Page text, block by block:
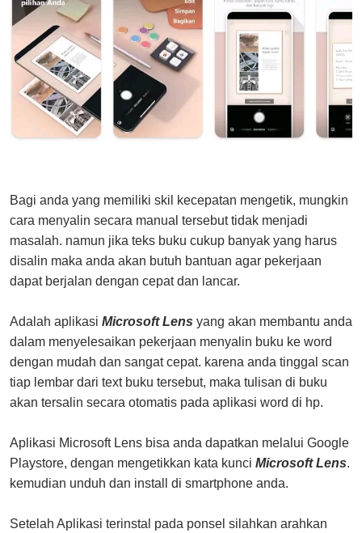
Bagi anda yang memiliki skil kecepatan mengetik, mungkin
cara menyalin secara manual tersebut tidak menjadi
masalah. namun jika teks buku cukup banyak yang harus
disalin maka anda akan butuh bantuan agar pekerjaan
dapat berjalan dengan cepat dan lancar.
Adalah aplikasi Microsoft Lens yang akan membantu anda
dalam menyelesaikan pekerjaan menyalin buku ke word
dengan mudah dan sangat cepat. karena anda tinggal scan
tiap lembar dari text buku tersebut, maka tulisan di buku
akan tersalin secara otomatis pada aplikasi word di hp.
Aplikasi Microsoft Lens bisa anda dapatkan melalui Google
Playstore, dengan mengetikkan kata kunci Microsoft Lens.
kemudian unduh dan install di smartphone anda.
Setelah Aplikasi terinstal pada ponsel silahkan arahkan